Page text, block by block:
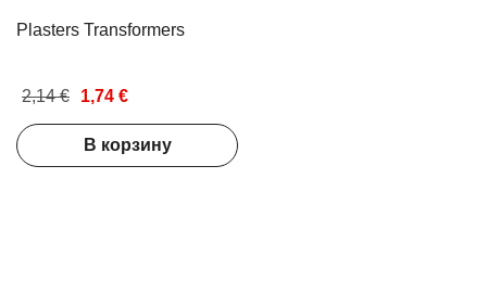
Plasters Transformers
2,14 € 1,74 €
В корзину